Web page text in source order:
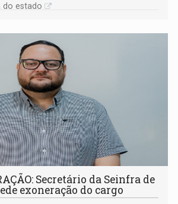
do estado
Secretário da Seinfra de
exoneração do cargo